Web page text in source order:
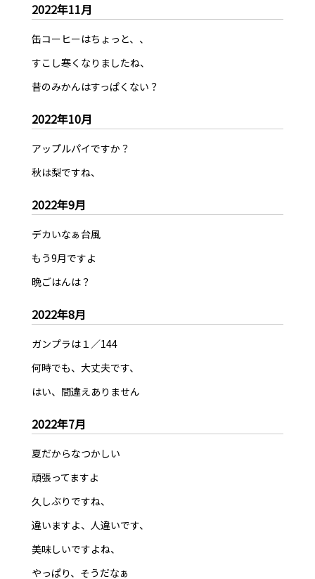
2022年11月
缶コーヒーはちょっと、、
すこし寒くなりましたね、
昔のみかんはすっぱくない？
2022年10月
アップルパイですか？
秋は梨ですね、
2022年9月
デカいなぁ台風
もう9月ですよ
晩ごはんは？
2022年8月
ガンプラは１／144
何時でも、大丈夫です、
はい、間違えありません
2022年7月
夏だからなつかしい
頑張ってますよ
久しぶりですね、
違いますよ、人違いです、
美味しいですよね、
やっぱり、そうだなぁ